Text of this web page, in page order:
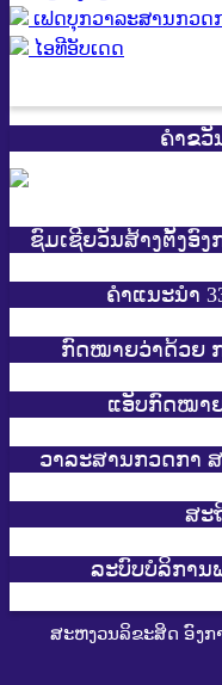
ເຟດບຸກວາລະສານກວດ
ໄອທີອັບເດດ
ຄຳຂວັ
ຊົມເຊີຍວັນສ້າງຕັ້ງອົ
ຄຳແນະນຳ
ກົດໝາຍວ່າດ້ວຍ
ແອັບກົດໝາຍ
ວາລະສານກວດກາ ສ
ສະ​
ລະບົບບໍລິການ
ສະຫງວນລິຂະສິດ ອົງກ